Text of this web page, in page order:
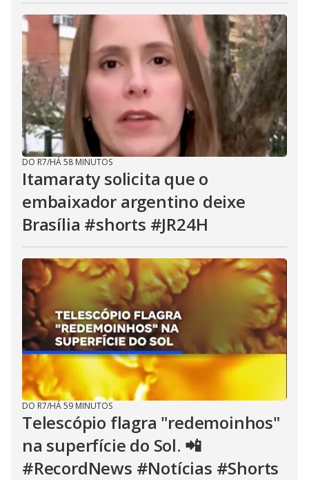
DO R7/HÁ 58 MINUTOS
Itamaraty solicita que o
embaixador argentino deixe
Brasília #shorts #JR24H
DO R7/HÁ 59 MINUTOS
Telescópio flagra "redemoinhos"
na superfície do Sol. 📲
#RecordNews #Notícias #Shorts